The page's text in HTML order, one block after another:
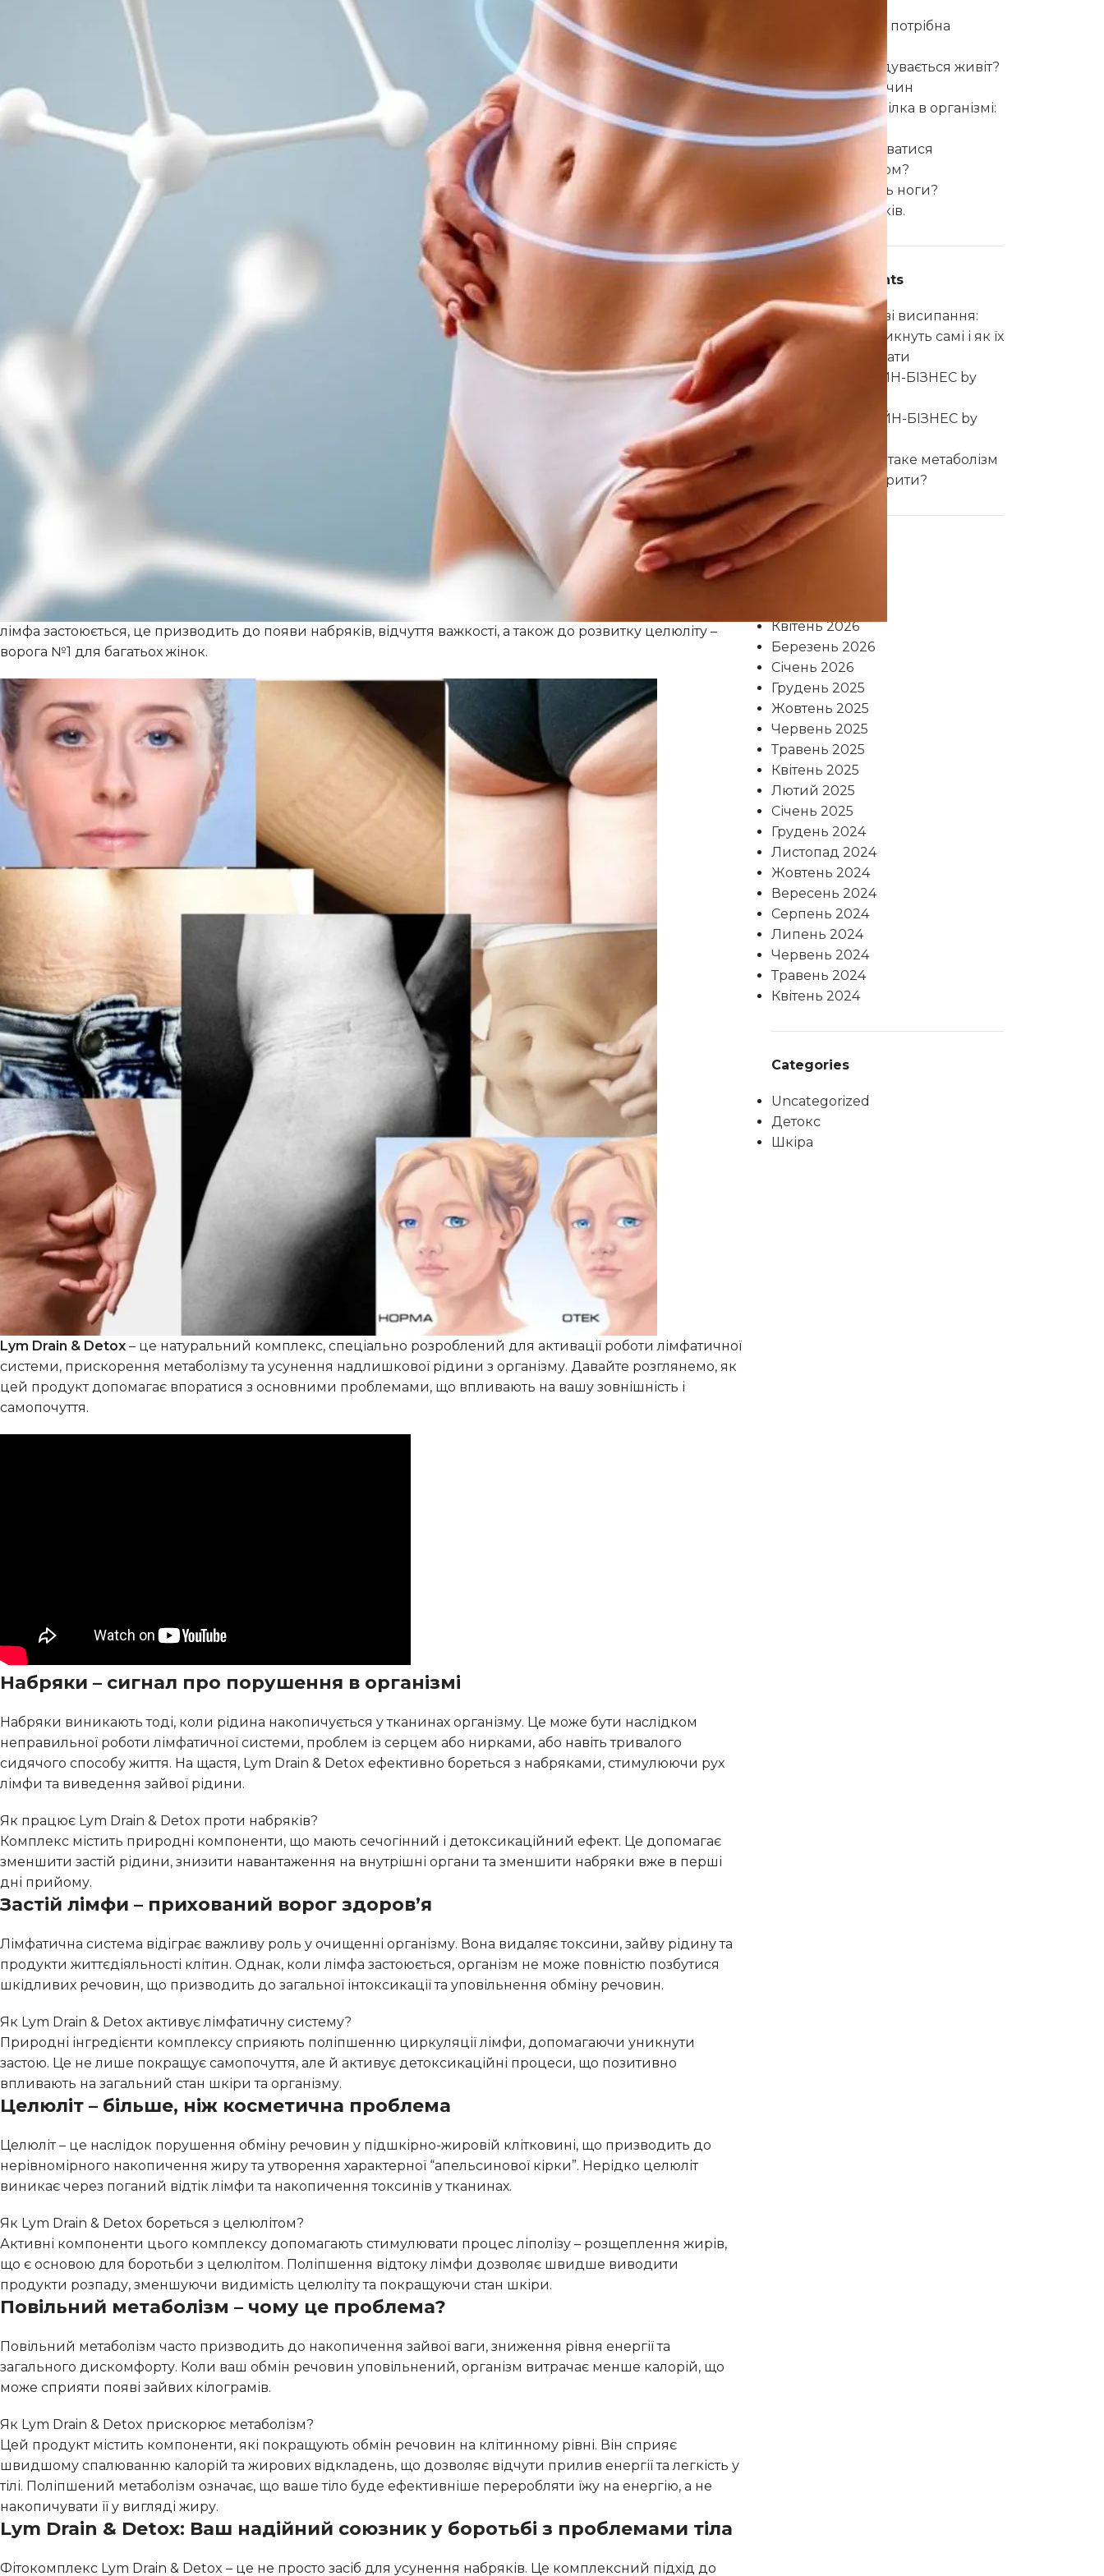
Набряки, застій лімфи, целюліт, темні кола під очима і повільний метаболізм – це проблеми, які турбують
багатьох людей, незалежно від віку чи рівня активності. Причиною цих неприємностей часто стають
порушення у лімфатичній системі, що відповідає за виведення токсинів і зайвої рідини з організму. Коли
лімфа застоюється, це призводить до появи набряків, відчуття важкості, а також до розвитку целюліту –
ворога №1 для багатьох жінок.
Lym Drain & Detox – це натуральний комплекс, спеціально розроблений для активації роботи лімфатичної
системи, прискорення метаболізму та усунення надлишкової рідини з організму. Давайте розглянемо, як
цей продукт допомагає впоратися з основними проблемами, що впливають на вашу зовнішність і
самопочуття.
Набряки – сигнал про порушення в організмі
Набряки виникають тоді, коли рідина накопичується у тканинах організму. Це може бути наслідком
неправильної роботи лімфатичної системи, проблем із серцем або нирками, або навіть тривалого
сидячого способу життя. На щастя, Lym Drain & Detox ефективно бореться з набряками, стимулюючи рух
лімфи та виведення зайвої рідини.
Як працює Lym Drain & Detox проти набряків?
Комплекс містить природні компоненти, що мають сечогінний і детоксикаційний ефект. Це допомагає
зменшити застій рідини, знизити навантаження на внутрішні органи та зменшити набряки вже в перші
дні прийому.
Застій лімфи – прихований ворог здоров’я
Лімфатична система відіграє важливу роль у очищенні організму. Вона видаляє токсини, зайву рідину та
продукти життєдіяльності клітин. Однак, коли лімфа застоюється, організм не може повністю позбутися
шкідливих речовин, що призводить до загальної інтоксикації та уповільнення обміну речовин.
Як Lym Drain & Detox активує лімфатичну систему?
Природні інгредієнти комплексу сприяють поліпшенню циркуляції лімфи, допомагаючи уникнути
застою. Це не лише покращує самопочуття, але й активує детоксикаційні процеси, що позитивно
впливають на загальний стан шкіри та організму.
Целюліт – більше, ніж косметична проблема
Целюліт – це наслідок порушення обміну речовин у підшкірно-жировій клітковині, що призводить до
нерівномірного накопичення жиру та утворення характерної “апельсинової кірки”. Нерідко целюліт
виникає через поганий відтік лімфи та накопичення токсинів у тканинах.
Як Lym Drain & Detox бореться з целюлітом?
Активні компоненти цього комплексу допомагають стимулювати процес ліполізу – розщеплення жирів,
що є основою для боротьби з целюлітом. Поліпшення відтоку лімфи дозволяє швидше виводити
продукти розпаду, зменшуючи видимість целюліту та покращуючи стан шкіри.
Повільний метаболізм – чому це проблема?
Повільний метаболізм часто призводить до накопичення зайвої ваги, зниження рівня енергії та
загального дискомфорту. Коли ваш обмін речовин уповільнений, організм витрачає менше калорій, що
може сприяти появі зайвих кілограмів.
Як Lym Drain & Detox прискорює метаболізм?
Цей продукт містить компоненти, які покращують обмін речовин на клітинному рівні. Він сприяє
швидшому спалюванню калорій та жирових відкладень, що дозволяє відчути прилив енергії та легкість у
тілі. Поліпшений метаболізм означає, що ваше тіло буде ефективніше переробляти їжу на енергію, а не
накопичувати її у вигляді жиру.
Lym Drain & Detox: Ваш надійний союзник у боротьбі з проблемами тіла
Фітокомплекс Lym Drain & Detox – це не просто засіб для усунення набряків. Це комплексний підхід до
Чому клітковина потрібна
Чому постійно здувається живіт?
7 можливих причин
Ознаки нестачі білка в організмі:
10 симптомів
Чи можна підмиватися
звичайним милом?
Чому набрякають ноги?
Причини набряків.
Recent Comments
ІннадоПідліткові висипання:
чому вони не зникнуть самі і як їх
правильно лікувати
admin
ОНЛАЙН-БІЗНЕС by
CHOICE
ОНЛАЙН-БІЗНЕС by
Що таке метаболізм
і як його прискорити?
Archives
Квітень 2026
Березень 2026
Січень 2026
Грудень 2025
Жовтень 2025
Червень 2025
Травень 2025
Квітень 2025
Лютий 2025
Січень 2025
Грудень 2024
Листопад 2024
Жовтень 2024
Вересень 2024
Серпень 2024
Липень 2024
Червень 2024
Травень 2024
Квітень 2024
Categories
Uncategorized
Детокс
Шкіра